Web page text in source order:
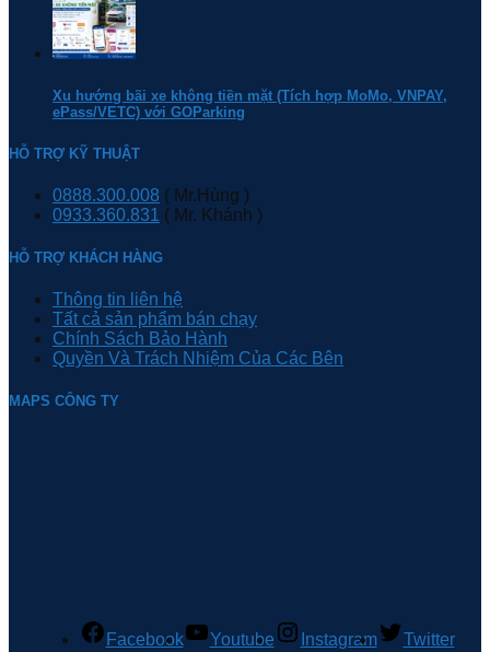
Xu hướng bãi xe không tiền mặt (Tích hợp MoMo, VNPAY,
ePass/VETC) với GOParking
HỖ TRỢ KỸ THUẬT
0888.300.008 ( Mr.Hùng )
0933.360.831 ( Mr. Khánh )
HỖ TRỢ KHÁCH HÀNG
Thông tin liên hệ
Tất cả sản phẩm bán chạy
Chính Sách Bảo Hành
Quyền Và Trách Nhiệm Của Các Bên
MAPS CÔNG TY
Facebook Youtube Instagram Twitter